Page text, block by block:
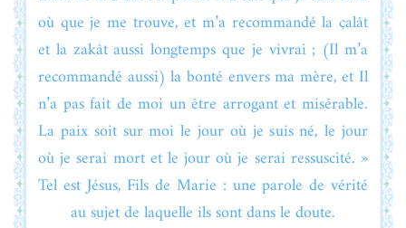
où que je me trouve, et m’a recommandé la çalât
et la zakât aussi longtemps que je vivrai ; (Il m’a
recommandé aussi) la bonté envers ma mère, et Il
n’a pas fait de moi un être arrogant et misérable.
La paix soit sur moi le jour où je suis né, le jour
où je serai mort et le jour où je serai ressuscité. »
Tel est Jésus, Fils de Marie : une parole de vérité
au sujet de laquelle ils sont dans le doute.